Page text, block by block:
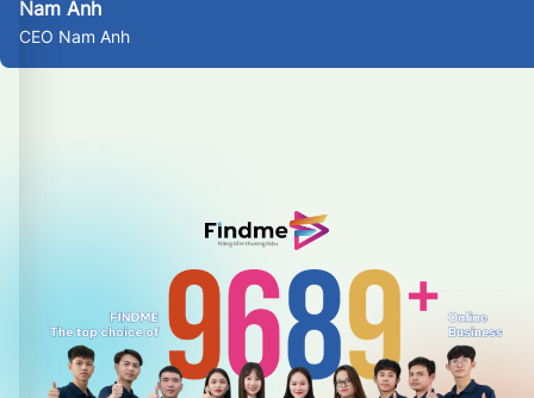
Nam Anh
CEO Nam Anh